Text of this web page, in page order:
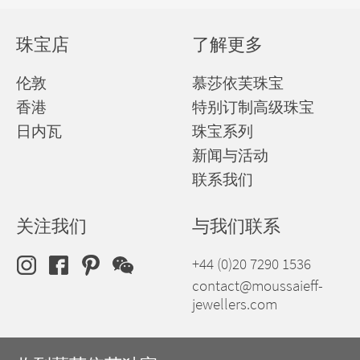
珠宝店
伦敦
香港
日内瓦
了解更多
慕莎依芙珠宝
特别订制高级珠宝
珠宝系列
新闻与活动
联系我们
关注我们 与我们联系
+44 (0)20 7290 1536
contact@moussaieff-
jewellers.com